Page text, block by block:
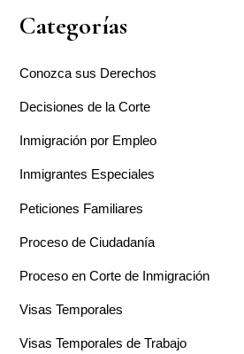
Categorías
Conozca sus Derechos
Decisiones de la Corte
Inmigración por Empleo
Inmigrantes Especiales
Peticiones Familiares
Proceso de Ciudadanía
Proceso en Corte de Inmigración
Visas Temporales
Visas Temporales de Trabajo